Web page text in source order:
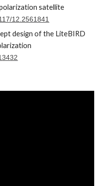
satellite
12.2561841
design of the LiteBIRD